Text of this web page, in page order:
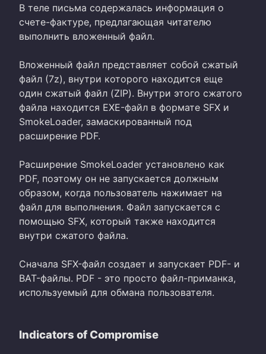
В теле письма содержалась информация о
счете-фактуре, предлагающая читателю
выполнить вложенный файл.
Вложенный файл представляет собой сжатый
файл (7z), внутри которого находится еще
один сжатый файл (ZIP). Внутри этого сжатого
файла находится EXE-файл в формате SFX и
SmokeLoader, замаскированный под
расширение PDF.
Расширение SmokeLoader установлено как
PDF, поэтому он не запускается должным
образом, когда пользователь нажимает на
файл для выполнения. Файл запускается с
помощью SFX, который также находится
внутри сжатого файла.
Сначала SFX-файл создает и запускает PDF- и
BAT-файлы. PDF - это просто файл-приманка,
используемый для обмана пользователя.
Indicators of Compromise